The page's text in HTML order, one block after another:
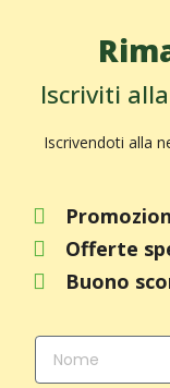
Iscriviti
Iscrivendoti alla
Offerte
Buono